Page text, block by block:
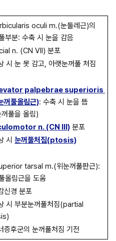
oculi m.(눈둘레근)의
부분: 수축 시 눈을 감음
n. (CN VII) 분포
시 눈 못 감고, 아랫눈꺼풀 처짐
palpebrae superioris
꺼풀올림근): 수축 시 눈을 뜸
풀을 올림)
n. (CN III) 분포
시 눈꺼풀처짐(ptosis)
tarsal m.(위눈꺼풀판근):
올림근을 도움
신경 분포
시 부분눈꺼풀처짐(partial
증후군의 눈꺼풀처짐 기전